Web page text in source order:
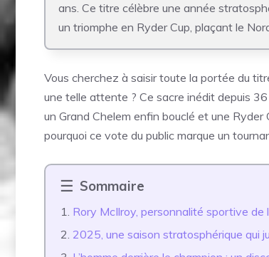
ans. Ce titre célèbre une année
un triomphe en Ryder Cup, plaçant le
Vous cherchez à saisir toute la portée du
une telle attente ? Ce sacre inédit depuis
un Grand Chelem enfin bouclé et une
pourquoi ce vote du public marque un
Sommaire
Rory McIlroy, personnalité sportive de
2025, une saison stratosphérique qui